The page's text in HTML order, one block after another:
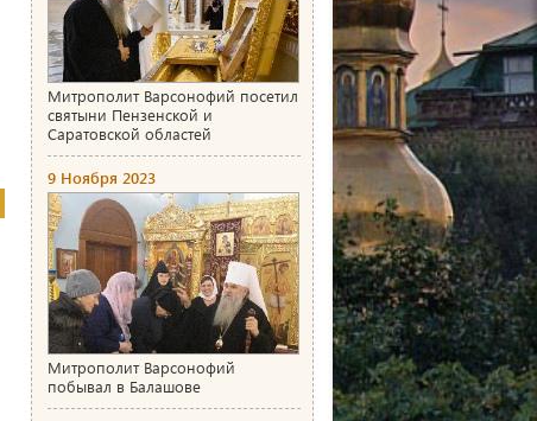
Митрополит Варсонофий посетил
святыни Пензенской и
Саратовской областей
9 Ноября 2023
Митрополит Варсонофий
побывал в Балашове